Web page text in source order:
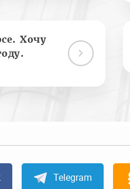
Хочу
Telegram